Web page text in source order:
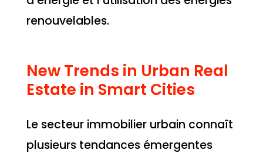
renouvelables.
New Trends in Urban Real
Estate in Smart Cities
Le secteur immobilier urbain connaît
plusieurs tendances émergentes